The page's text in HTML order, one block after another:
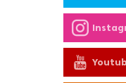
Olun